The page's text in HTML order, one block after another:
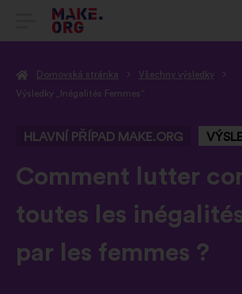
PŘEJÍT
DOMOVSKOU
MAKE.ORG
Domovská stránka
Všechny výsledky
Výsledky „Inégalités Femmes“
HLAVNÍ PŘÍPAD MAKE.ORG
-
Comment lutter
toutes les
par les femmes ?